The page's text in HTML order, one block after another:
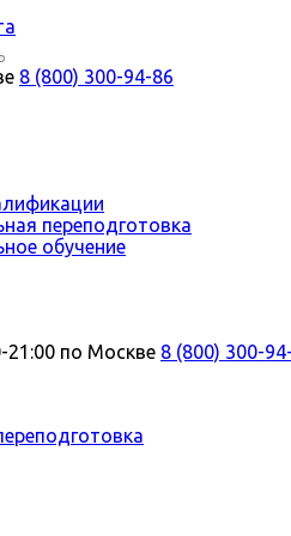
8 (800) 300-94-86
переподготовка
обучение
21:00 по Москве 8 (800) 300-